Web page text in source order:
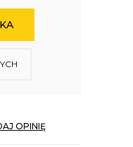
OPINIĘ